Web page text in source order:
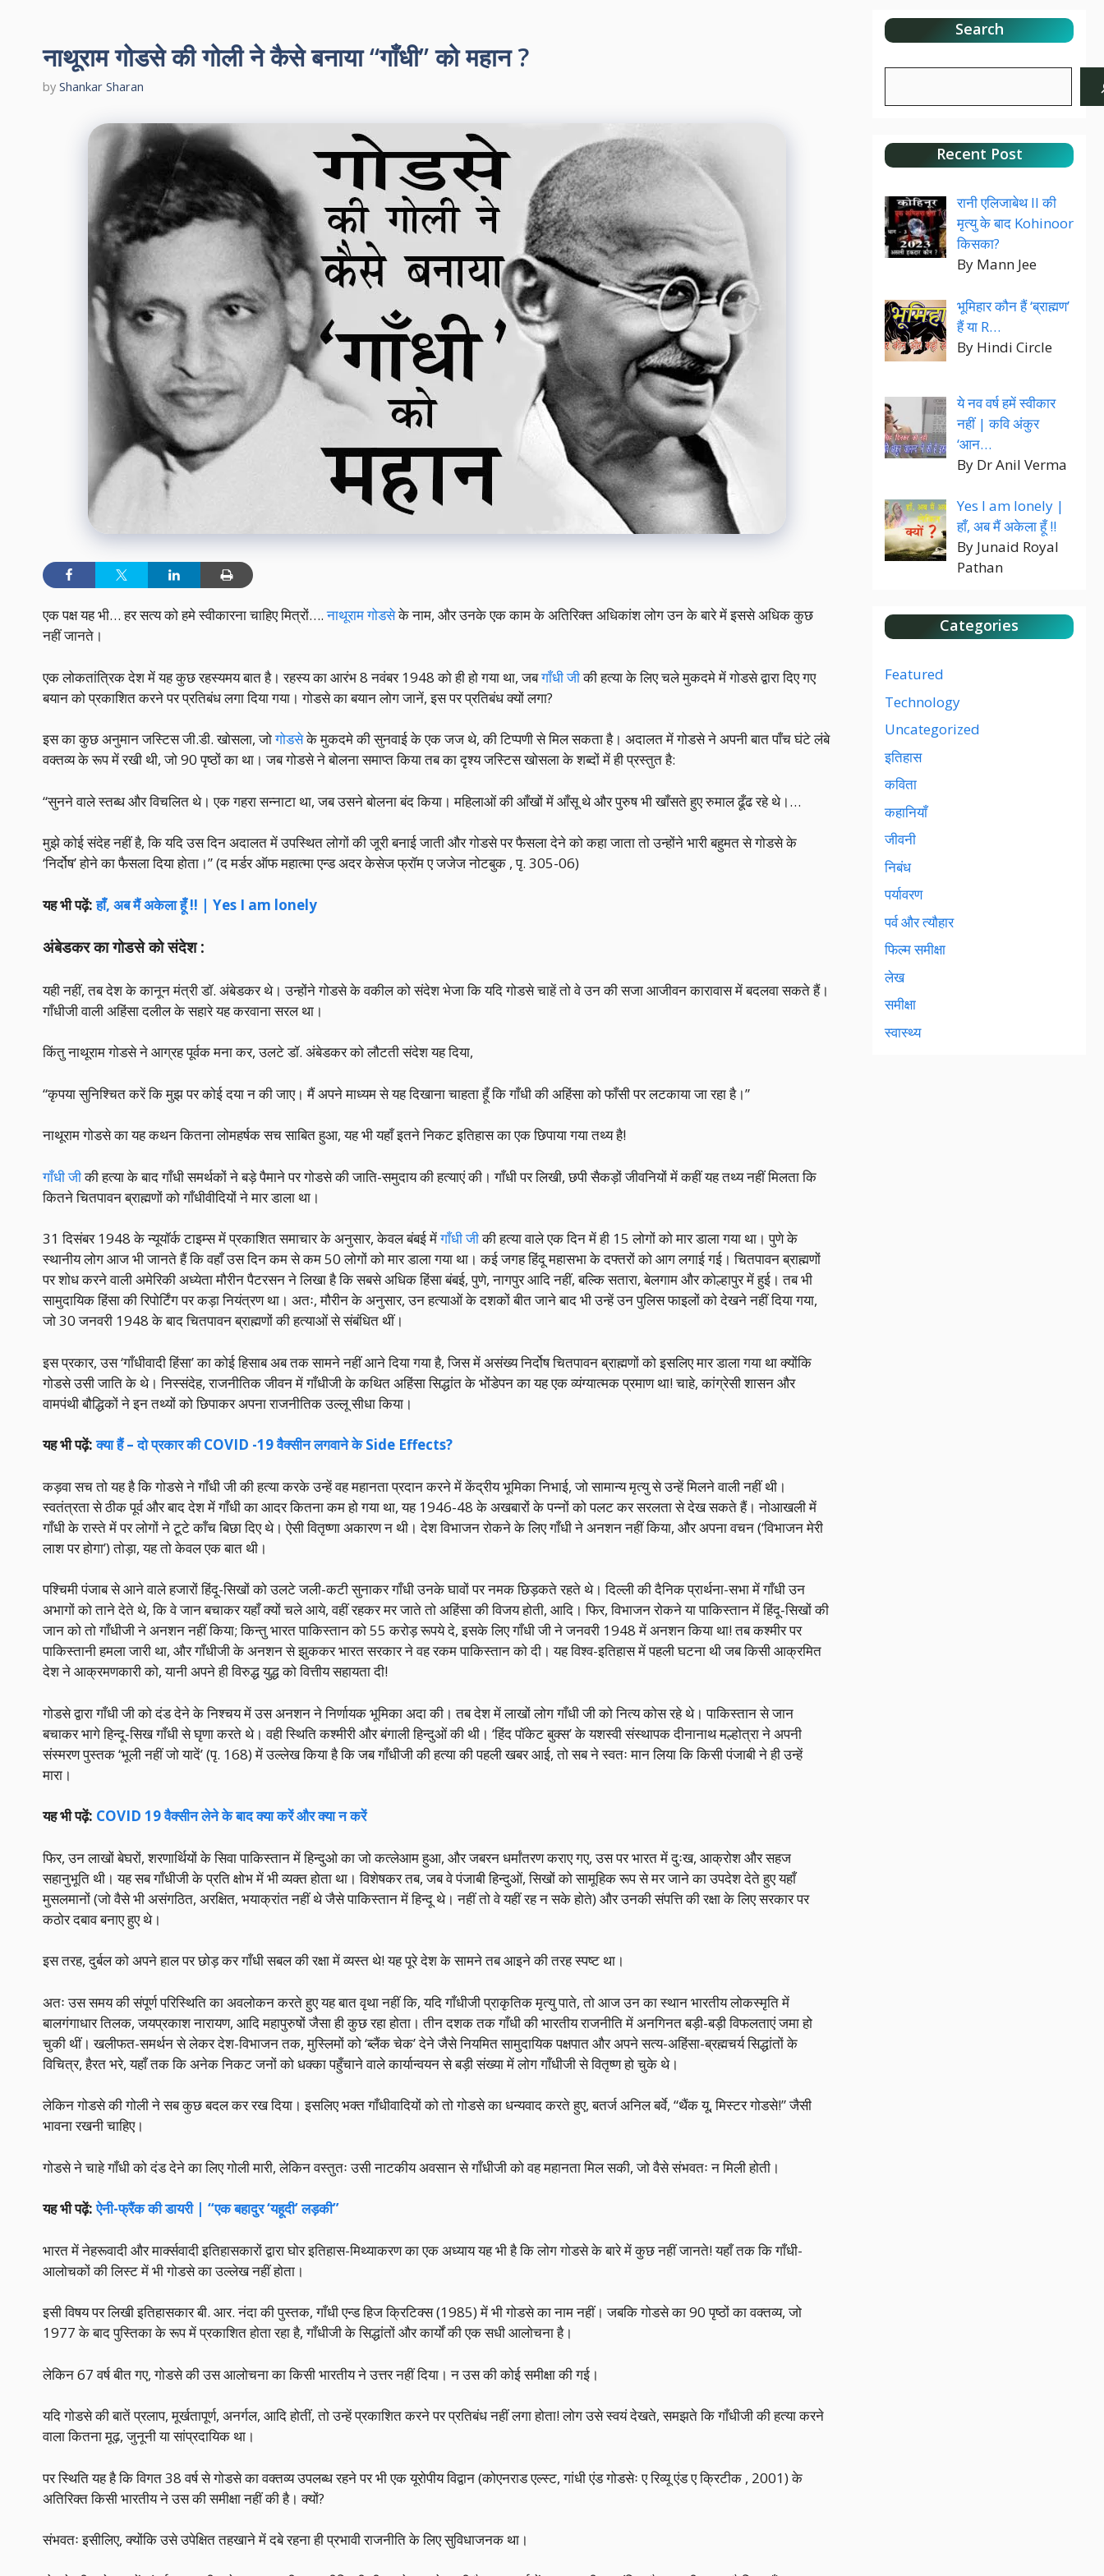
नाथूराम गोडसे की गोली ने कैसे बनाया “गाँधी” को महान ?
by Shankar Sharan
एक पक्ष यह भी… हर सत्य को हमे स्वीकारना चाहिए मित्रों….नाथूराम गोडसेके नाम, और उनके एक काम के अतिरिक्त अधिकांश लोग उन के बारे में इससे अधिक कुछ
नहीं जानते।
एक लोकतांत्रिक देश में यह कुछ रहस्यमय बात है। रहस्य का आरंभ 8 नवंबर 1948 को ही हो गया था, जबगाँधी जीकी हत्या के लिए चले मुकदमे में गोडसे द्वारा दिए गए
बयान को प्रकाशित करने पर प्रतिबंध लगा दिया गया। गोडसे का बयान लोग जानें, इस पर प्रतिबंध क्यों लगा?
इस का कुछ अनुमान जस्टिस जी.डी. खोसला, जोगोडसेके मुकदमे की सुनवाई के एक जज थे, की टिप्पणी से मिल सकता है। अदालत में गोडसे ने अपनी बात पाँच घंटे लंबे
वक्तव्य के रूप में रखी थी, जो 90 पृष्ठों का था। जब गोडसे ने बोलना समाप्त किया तब का दृश्य जस्टिस खोसला के शब्दों में ही प्रस्तुत है:
“सुनने वाले स्तब्ध और विचलित थे। एक गहरा सन्नाटा था, जब उसने बोलना बंद किया। महिलाओं की आँखों में आँसू थे और पुरुष भी खाँसते हुए रुमाल ढूँढ रहे थे।…
मुझे कोई संदेह नहीं है, कि यदि उस दिन अदालत में उपस्थित लोगों की जूरी बनाई जाती और गोडसे पर फैसला देने को कहा जाता तो उन्होंने भारी बहुमत से गोडसे के
‘निर्दोष’ होने का फैसला दिया होता।” (द मर्डर ऑफ महात्मा एन्ड अदर केसेज फ्रॉम ए जजेज नोटबुक , पृ. 305-06)
यह भी पढ़ें:हाँ, अब मैं अकेला हूँ !! | Yes I am lonely
अंबेडकर का गोडसे को संदेश :
यही नहीं, तब देश के कानून मंत्री डॉ. अंबेडकर थे। उन्होंने गोडसे के वकील को संदेश भेजा कि यदि गोडसे चाहें तो वे उन की सजा आजीवन कारावास में बदलवा सकते हैं।
गाँधीजी वाली अहिंसा दलील के सहारे यह करवाना सरल था।
किंतु नाथूराम गोडसे ने आग्रह पूर्वक मना कर, उलटे डॉ. अंबेडकर को लौटती संदेश यह दिया,
“कृपया सुनिश्चित करें कि मुझ पर कोई दया न की जाए। मैं अपने माध्यम से यह दिखाना चाहता हूँ कि गाँधी की अहिंसा को फाँसी पर लटकाया जा रहा है।”
नाथूराम गोडसे का यह कथन कितना लोमहर्षक सच साबित हुआ, यह भी यहाँ इतने निकट इतिहास का एक छिपाया गया तथ्य है!
गाँधी जीकी हत्या के बाद गाँधी समर्थकों ने बड़े पैमाने पर गोडसे की जाति-समुदाय की हत्याएं की। गाँधी पर लिखी, छपी सैकड़ों जीवनियों में कहीं यह तथ्य नहीं मिलता कि
कितने चितपावन ब्राह्मणों को गाँधीवीदियों ने मार डाला था।
31 दिसंबर 1948 के न्यूयॉर्क टाइम्स में प्रकाशित समाचार के अनुसार, केवल बंबई मेंगाँधी जीकी हत्या वाले एक दिन में ही 15 लोगों को मार डाला गया था। पुणे के
स्थानीय लोग आज भी जानते हैं कि वहाँ उस दिन कम से कम 50 लोगों को मार डाला गया था। कई जगह हिंदू महासभा के दफ्तरों को आग लगाई गई। चितपावन ब्राह्मणों
पर शोध करने वाली अमेरिकी अध्येता मौरीन पैटरसन ने लिखा है कि सबसे अधिक हिंसा बंबई, पुणे, नागपुर आदि नहीं, बल्कि सतारा, बेलगाम और कोल्हापुर में हुई। तब भी
सामुदायिक हिंसा की रिपोर्टिंग पर कड़ा नियंत्रण था। अतः, मौरीन के अनुसार, उन हत्याओं के दशकों बीत जाने बाद भी उन्हें उन पुलिस फाइलों को देखने नहीं दिया गया,
जो 30 जनवरी 1948 के बाद चितपावन ब्राह्मणों की हत्याओं से संबंधित थीं।
इस प्रकार, उस ‘गाँधीवादी हिंसा’ का कोई हिसाब अब तक सामने नहीं आने दिया गया है, जिस में असंख्य निर्दोष चितपावन ब्राह्मणों को इसलिए मार डाला गया था क्योंकि
गोडसे उसी जाति के थे। निस्संदेह, राजनीतिक जीवन में गाँधीजी के कथित अहिंसा सिद्धांत के भोंडेपन का यह एक व्यंग्यात्मक प्रमाण था! चाहे, कांग्रेसी शासन और
वामपंथी बौद्धिकों ने इन तथ्यों को छिपाकर अपना राजनीतिक उल्लू सीधा किया।
यह भी पढ़ें:क्या हैं – दो प्रकार की COVID -19 वैक्सीन लगवाने के Side Effects?
कड़वा सच तो यह है कि गोडसे ने गाँधी जी की हत्या करके उन्हें वह महानता प्रदान करने में केंद्रीय भूमिका निभाई, जो सामान्य मृत्यु से उन्हें मिलने वाली नहीं थी।
स्वतंत्रता से ठीक पूर्व और बाद देश में गाँधी का आदर कितना कम हो गया था, यह 1946-48 के अखबारों के पन्नों को पलट कर सरलता से देख सकते हैं। नोआखली में
गाँधी के रास्ते में पर लोगों ने टूटे काँच बिछा दिए थे। ऐसी वितृष्णा अकारण न थी। देश विभाजन रोकने के लिए गाँधी ने अनशन नहीं किया, और अपना वचन (‘विभाजन मेरी
लाश पर होगा’) तोड़ा, यह तो केवल एक बात थी।
पश्चिमी पंजाब से आने वाले हजारों हिंदू-सिखों को उलटे जली-कटी सुनाकर गाँधी उनके घावों पर नमक छिड़कते रहते थे। दिल्ली की दैनिक प्रार्थना-सभा में गाँधी उन
अभागों को ताने देते थे, कि वे जान बचाकर यहाँ क्यों चले आये, वहीं रहकर मर जाते तो अहिंसा की विजय होती, आदि। फिर, विभाजन रोकने या पाकिस्तान में हिंदू-सिखों की
जान को तो गाँधीजी ने अनशन नहीं किया; किन्तु भारत पाकिस्तान को 55 करोड़ रूपये दे, इसके लिए गाँधी जी ने जनवरी 1948 में अनशन किया था! तब कश्मीर पर
पाकिस्तानी हमला जारी था, और गाँधीजी के अनशन से झुककर भारत सरकार ने वह रकम पाकिस्तान को दी। यह विश्व-इतिहास में पहली घटना थी जब किसी आक्रमित
देश ने आक्रमणकारी को, यानी अपने ही विरुद्ध युद्ध को वित्तीय सहायता दी!
गोडसे द्वारा गाँधी जी को दंड देने के निश्चय में उस अनशन ने निर्णायक भूमिका अदा की। तब देश में लाखों लोग गाँधी जी को नित्य कोस रहे थे। पाकिस्तान से जान
बचाकर भागे हिन्दू-सिख गाँधी से घृणा करते थे। वही स्थिति कश्मीरी और बंगाली हिन्दुओं की थी। ‘हिंद पॉकेट बुक्स’ के यशस्वी संस्थापक दीनानाथ मल्होत्रा ने अपनी
संस्मरण पुस्तक ‘भूली नहीं जो यादें’ (पृ. 168) में उल्लेख किया है कि जब गाँधीजी की हत्या की पहली खबर आई, तो सब ने स्वतः मान लिया कि किसी पंजाबी ने ही उन्हें
मारा।
यह भी पढ़ें: COVID 19 वैक्सीन लेने के बाद क्या करें और क्या न करें
फिर, उन लाखों बेघरों, शरणार्थियों के सिवा पाकिस्तान में हिन्दुओ का जो कत्लेआम हुआ, और जबरन धर्मांतरण कराए गए, उस पर भारत में दुःख, आक्रोश और सहज
सहानुभूति थी। यह सब गाँधीजी के प्रति क्षोभ में भी व्यक्त होता था। विशेषकर तब, जब वे पंजाबी हिन्दुओं, सिखों को सामूहिक रूप से मर जाने का उपदेश देते हुए यहाँ
मुसलमानों (जो वैसे भी असंगठित, अरक्षित, भयाक्रांत नहीं थे जैसे पाकिस्तान में हिन्दू थे। नहीं तो वे यहीं रह न सके होते) और उनकी संपत्ति की रक्षा के लिए सरकार पर
कठोर दबाव बनाए हुए थे।
इस तरह, दुर्बल को अपने हाल पर छोड़ कर गाँधी सबल की रक्षा में व्यस्त थे! यह पूरे देश के सामने तब आइने की तरह स्पष्ट था।
अतः उस समय की संपूर्ण परिस्थिति का अवलोकन करते हुए यह बात वृथा नहीं कि, यदि गाँधीजी प्राकृतिक मृत्यु पाते, तो आज उन का स्थान भारतीय लोकस्मृति में
बालगंगाधार तिलक, जयप्रकाश नारायण, आदि महापुरुषों जैसा ही कुछ रहा होता। तीन दशक तक गाँधी की भारतीय राजनीति में अनगिनत बड़ी-बड़ी विफलताएं जमा हो
चुकी थीं। खलीफत-समर्थन से लेकर देश-विभाजन तक, मुस्लिमों को ‘ब्लैंक चेक’ देने जैसे नियमित सामुदायिक पक्षपात और अपने सत्य-अहिंसा-ब्रह्मचर्य सिद्धांतों के
विचित्र, हैरत भरे, यहाँ तक कि अनेक निकट जनों को धक्का पहुँचाने वाले कार्यान्वयन से बड़ी संख्या में लोग गाँधीजी से वितृष्ण हो चुके थे।
लेकिन गोडसे की गोली ने सब कुछ बदल कर रख दिया। इसलिए भक्त गाँधीवादियों को तो गोडसे का धन्यवाद करते हुए, बतर्ज अनिल बर्वे, “थैंक यू, मिस्टर गोडसे!” जैसी
भावना रखनी चाहिए।
गोडसे ने चाहे गाँधी को दंड देने का लिए गोली मारी, लेकिन वस्तुतः उसी नाटकीय अवसान से गाँधीजी को वह महानता मिल सकी, जो वैसे संभवतः न मिली होती।
यह भी पढ़ें:ऐनी-फ्रैंक की डायरी | “एक बहादुर ‘यहूदी’ लड़की”
भारत में नेहरूवादी और मार्क्सवादी इतिहासकारों द्वारा घोर इतिहास-मिथ्याकरण का एक अध्याय यह भी है कि लोग गोडसे के बारे में कुछ नहीं जानते! यहाँ तक कि गाँधी-
आलोचकों की लिस्ट में भी गोडसे का उल्लेख नहीं होता।
इसी विषय पर लिखी इतिहासकार बी. आर. नंदा की पुस्तक, गाँधी एन्ड हिज क्रिटिक्स (1985) में भी गोडसे का नाम नहीं। जबकि गोडसे का 90 पृष्ठों का वक्तव्य, जो
1977 के बाद पुस्तिका के रूप में प्रकाशित होता रहा है, गाँधीजी के सिद्धांतों और कार्यों की एक सधी आलोचना है।
लेकिन 67 वर्ष बीत गए, गोडसे की उस आलोचना का किसी भारतीय ने उत्तर नहीं दिया। न उस की कोई समीक्षा की गई।
यदि गोडसे की बातें प्रलाप, मूर्खतापूर्ण, अनर्गल, आदि होतीं, तो उन्हें प्रकाशित करने पर प्रतिबंध नहीं लगा होता! लोग उसे स्वयं देखते, समझते कि गाँधीजी की हत्या करने
वाला कितना मूढ़, जुनूनी या सांप्रदायिक था।
पर स्थिति यह है कि विगत 38 वर्ष से गोडसे का वक्तव्य उपलब्ध रहने पर भी एक यूरोपीय विद्वान (कोएनराड एल्स्ट, गांधी एंड गोडसेः ए रिव्यू एंड ए क्रिटीक , 2001) के
अतिरिक्त किसी भारतीय ने उस की समीक्षा नहीं की है। क्यों?
संभवतः इसीलिए, क्योंकि उसे उपेक्षित तहखाने में दबे रहना ही प्रभावी राजनीति के लिए सुविधाजनक था।
Search
Recent Post
रानी एलिजाबेथ II की
मृत्यु के बाद Kohinoor
किसका?
By Mann Jee
भूमिहार कौन हैं ‘ब्राह्मण’
हैं या R…
By Hindi Circle
ये नव वर्ष हमें स्वीकार
नहीं | कवि अंकुर
‘आन…
By Dr Anil Verma
Yes I am lonely |
हाँ, अब मैं अकेला हूँ !!
By Junaid Royal
Pathan
Categories
Featured
Technology
Uncategorized
इतिहास
कविता
कहानियाँ
जीवनी
निबंध
पर्यावरण
पर्व और त्यौहार
फिल्म समीक्षा
लेख
समीक्षा
स्वास्थ्य